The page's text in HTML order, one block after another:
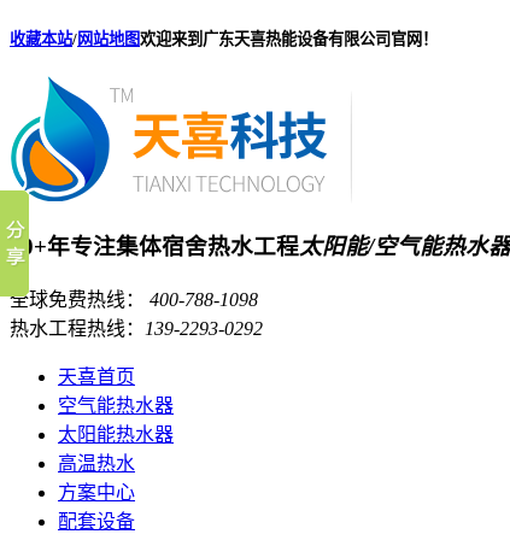
收藏本站/网站地图欢迎来到广东天喜热能设备有限公司官网！
20+年专注集体宿舍热水工程太阳能/空气能热水
全球免费热线： 400-788-1098
热水工程热线：
139-2293-0292
天喜首页
空气能热水器
太阳能热水器
高温热水
方案中心
配套设备